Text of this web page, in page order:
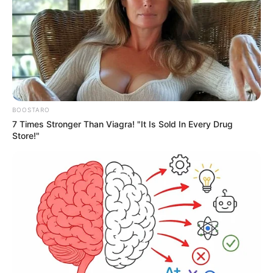
Em 2019, último ano epidêmico, foram feitas aberturas de
centros de saúde aos finais de semana entre os dias 13 de abril e
18 de maio, compreendendo seis sábados e domingos.
BOOSTARO
7 Times Stronger Than Viagra! "It Is Sold In Every Drug
Store!"